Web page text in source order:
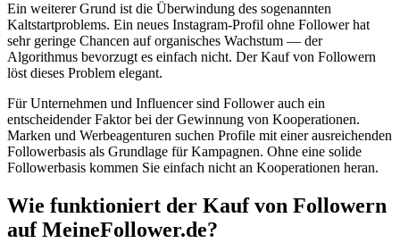
Ein weiterer Grund ist die Überwindung des sogenannten
Kaltstartproblems. Ein neues Instagram-Profil ohne Follower hat
sehr geringe Chancen auf organisches Wachstum — der
Algorithmus bevorzugt es einfach nicht. Der Kauf von Followern
löst dieses Problem elegant.
Für Unternehmen und Influencer sind Follower auch ein
entscheidender Faktor bei der Gewinnung von Kooperationen.
Marken und Werbeagenturen suchen Profile mit einer ausreichenden
Followerbasis als Grundlage für Kampagnen. Ohne eine solide
Followerbasis kommen Sie einfach nicht an Kooperationen heran.
Wie funktioniert der Kauf von Followern
auf MeineFollower.de?